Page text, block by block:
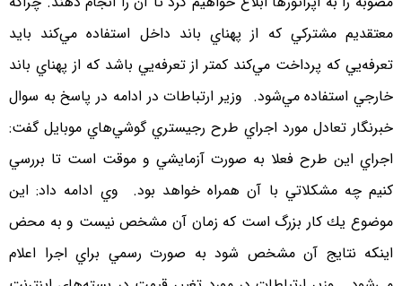
معتقديم مشتركي كه از پهناي باند داخل استفاده مي‌كند بايد
تعرفه‌يي كه پرداخت مي‌كند كمتر از تعرفه‌يي باشد كه از پهناي باند
خارجي استفاده مي‌شود. وزير ارتباطات در ادامه در پاسخ به سوال
خبرنگار تعادل مورد اجراي طرح رجيستري گوشي‌هاي موبايل گفت:
اجراي اين طرح فعلا به صورت آزمايشي و موقت است تا بررسي
كنيم چه مشكلاتي با آن همراه خواهد بود. وي ادامه داد: اين
موضوع يك كار بزرگ است كه زمان آن مشخص نيست و به محض
اينكه نتايج آن مشخص شود به صورت رسمي براي اجرا اعلام